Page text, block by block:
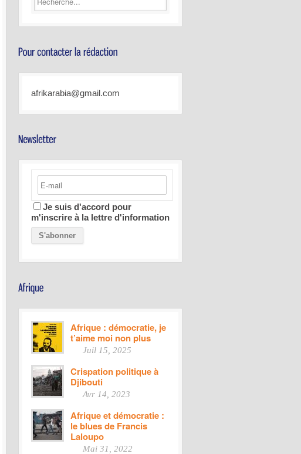
afrikarabia@gmail.com
Je suis d'accord pour
m'inscrire à la lettre d'information
Afrique : démocratie, je
t’aime moi non plus
Juil 15, 2025
Crispation politique à
Djibouti
Avr 14, 2023
Afrique et démocratie :
le blues de Francis
Laloupo
Mai 31, 2022